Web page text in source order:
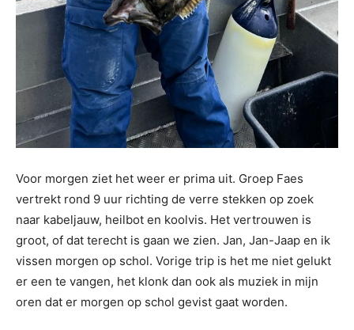
Voor morgen ziet het weer er prima uit. Groep Faes
vertrekt rond 9 uur richting de verre stekken op zoek
naar kabeljauw, heilbot en koolvis. Het vertrouwen is
groot, of dat terecht is gaan we zien. Jan, Jan-Jaap en ik
vissen morgen op schol. Vorige trip is het me niet gelukt
er een te vangen, het klonk dan ook als muziek in mijn
oren dat er morgen op schol gevist gaat worden.